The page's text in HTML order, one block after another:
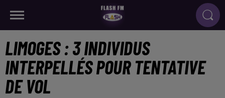
LIMOGES : 3 INDIVIDUS
INTERPELLÉS POUR TENTATIVE
DE VOL